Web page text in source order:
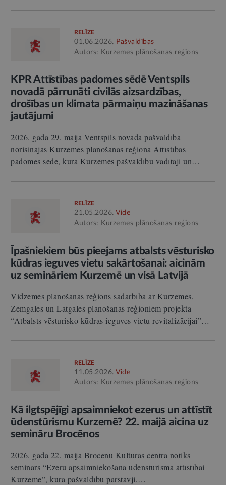
RELĪZE
01.06.2026. Pašvaldības
Autors:
Kurzemes plānošanas reģions
KPR Attīstības padomes sēdē Ventspils
novadā pārrunāti civilās aizsardzības,
drošības un klimata pārmaiņu mazināšanas
jautājumi
2026. gada 29. maijā Ventspils novada pašvaldībā
norisinājās Kurzemes plānošanas reģiona Attīstības
padomes sēde, kurā Kurzemes pašvaldību vadītāji un…
RELĪZE
21.05.2026. Vide
Autors:
Kurzemes plānošanas reģions
Īpašniekiem būs pieejams atbalsts vēsturisko
kūdras ieguves vietu sakārtošanai: aicinām
uz semināriem Kurzemē un visā Latvijā
Vidzemes plānošanas reģions sadarbībā ar Kurzemes,
Zemgales un Latgales plānošanas reģioniem projekta
“Atbalsts vēsturisko kūdras ieguves vietu revitalizācijai”…
RELĪZE
11.05.2026. Vide
Autors:
Kurzemes plānošanas reģions
Kā ilgtspējīgi apsaimniekot ezerus un attīstīt
ūdenstūrismu Kurzemē? 22. maijā aicina uz
semināru Brocēnos
2026. gada 22. maijā Brocēnu Kultūras centrā notiks
seminārs “Ezeru apsaimniekošana ūdenstūrisma attīstībai
Kurzemē”, kurā pašvaldību pārstāvji,…